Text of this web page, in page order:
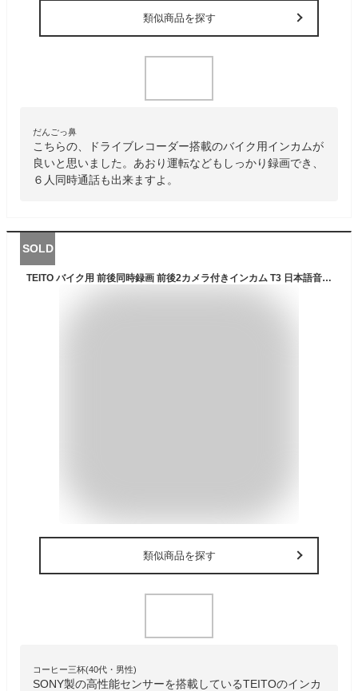
類似商品を探す
だんごっ鼻
こちらの、ドライブレコーダー搭載のバイク用インカムが
良いと思いました。あおり運転などもしっかり録画でき、
６人同時通話も出来ますよ。
SOLD
TEITO バイク用 前後同時録画 前後2カメラ付きインカム T3 日本語音声 最大2K 1080P WIFI 音楽共有 防水 ヘルメット ツーリング
類似商品を探す
コーヒー三杯(40代・男性)
SONY製の高性能センサーを搭載しているTEITOのインカ